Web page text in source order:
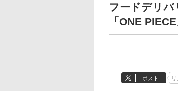
フードデリ
「ONE
ポスト